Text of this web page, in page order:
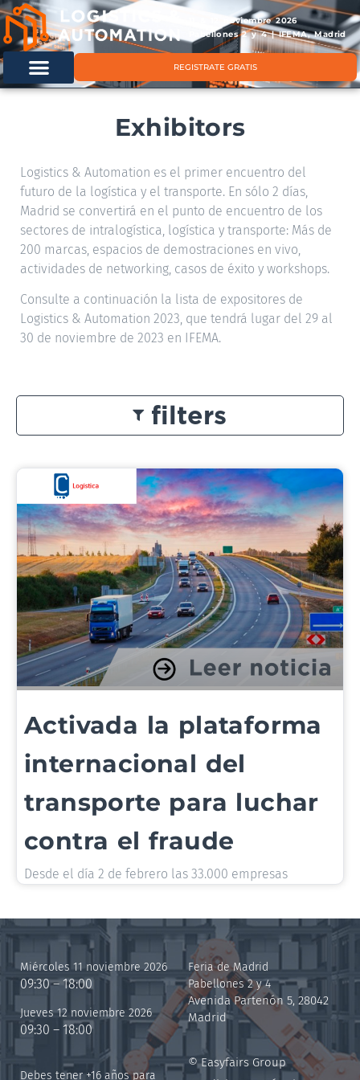
11 & 12 noviembre 2026
Pabellones 2 y 4 | IFEMA, Madrid
REGISTRATE GRATIS
Exhibitors
Logistics & Automation es el primer encuentro del
futuro de la logística y el transporte. En sólo 2 días,
Madrid se convertirá en el punto de encuentro de los
sectores de intralogística, logística y transporte: Más de
200 marcas, espacios de demostraciones en vivo,
actividades de networking, casos de éxito y workshops.
Consulte a continuación la lista de expositores de
Logistics & Automation 2023, que tendrá lugar del 29 al
30 de noviembre de 2023 en IFEMA.
filters
Activada la plataforma
internacional del
transporte para luchar
contra el fraude
Desde el día 2 de febrero las 33.000 empresas
Miércoles 11 noviembre 2026
09:30 – 18:00
Jueves 12 noviembre 2026
09:30 – 18:00
Debes tener +16 años para
Feria de Madrid
Pabellones 2 y 4
Avenida Partenón 5, 28042
Madrid
© Easyfairs Group